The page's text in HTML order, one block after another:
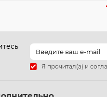
Я прочитал(а) и